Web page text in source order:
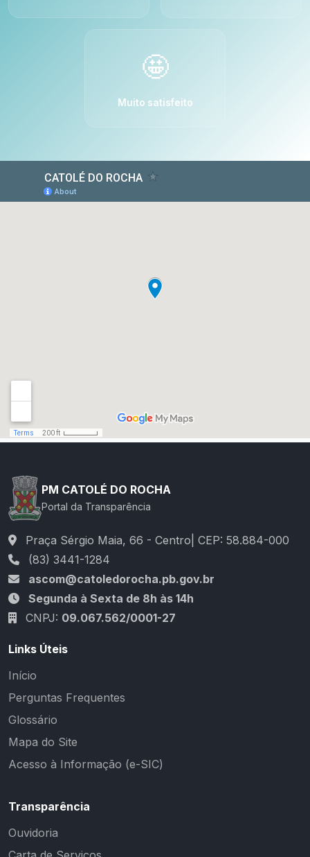
🤩
Muito satisfeito
PM CATOLÉ DO ROCHA
Portal da Transparência
Praça Sérgio Maia, 66 - Centro| CEP: 58.884-000
(83) 3441-1284
ascom@catoledorocha.pb.gov.br
Segunda à Sexta de 8h às 14h
CNPJ: 09.067.562/0001-27
Links Úteis
Início
Perguntas Frequentes
Glossário
Mapa do Site
Acesso à Informação (e-SIC)
Transparência
Ouvidoria